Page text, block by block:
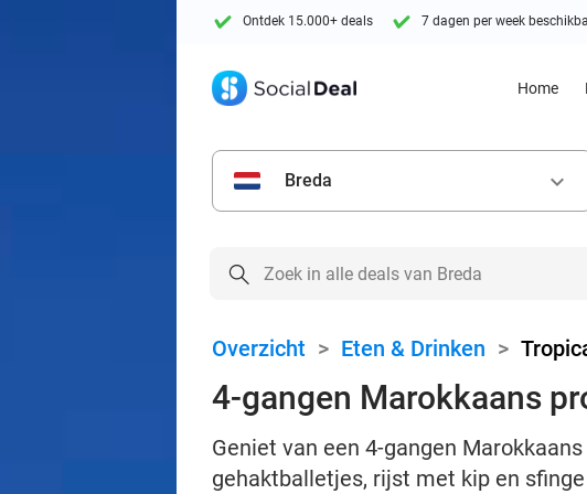
Ontdek 15.000+ deals 7 dagen per week
Home
Breda keyboard_arrow_down
Overzicht > Eten & Drinken >
4-gangen Marokkaans
Geniet van een 4-gangen
gehaktballetjes, rijst met kip en sfinge